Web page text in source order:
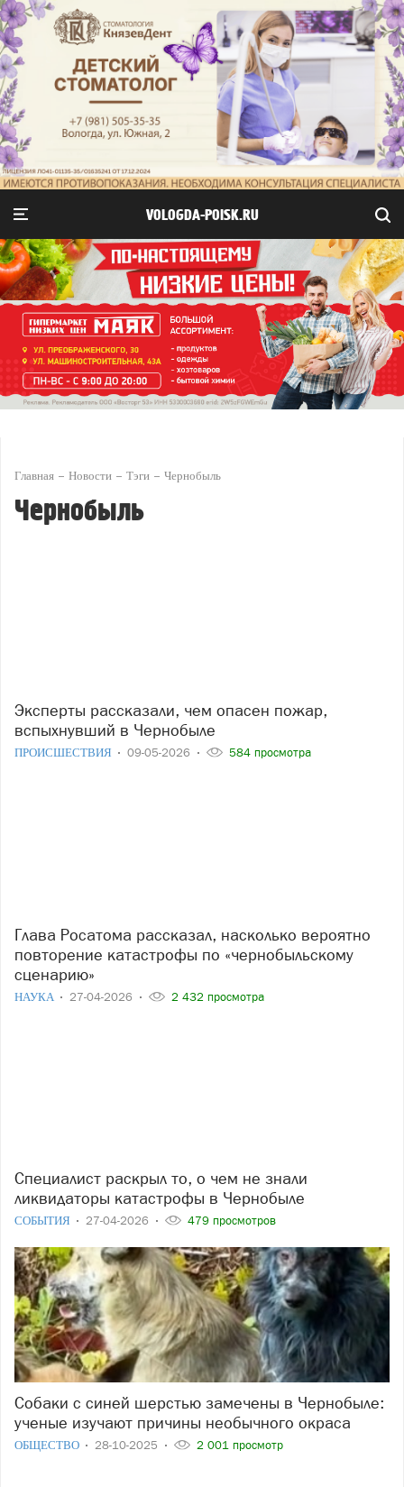
VOLOGDA-POISK.RU
Главная Новости Тэги Чернобыль
Чернобыль
Эксперты рассказали, чем опасен пожар,
вспыхнувший в Чернобыле
ПРОИСШЕСТВИЯ 09-05-2026 584 просмотра
Глава Росатома рассказал, насколько вероятно
повторение катастрофы по «чернобыльскому
сценарию»
НАУКА 27-04-2026 2 432 просмотра
Специалист раскрыл то, о чем не знали
ликвидаторы катастрофы в Чернобыле
СОБЫТИЯ 27-04-2026 479 просмотров
Собаки с синей шерстью замечены в Чернобыле:
ученые изучают причины необычного окраса
ОБЩЕСТВО 28-10-2025 2 001 просмотр